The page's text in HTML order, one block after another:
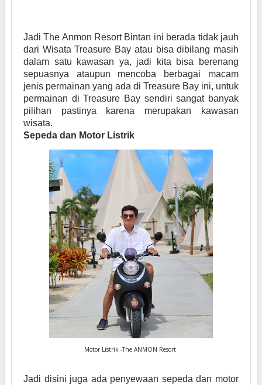
Jadi The Anmon Resort Bintan ini berada tidak jauh
dari Wisata Treasure Bay atau bisa dibilang masih
dalam satu kawasan ya, jadi kita bisa berenang
sepuasnya ataupun mencoba berbagai macam
jenis permainan yang ada di Treasure Bay ini, untuk
permainan di Treasure Bay sendiri sangat banyak
pilihan pastinya karena merupakan kawasan
wisata.
Sepeda dan Motor Listrik
Motor Listrik -The ANMON Resort
Jadi disini juga ada penyewaan sepeda dan motor